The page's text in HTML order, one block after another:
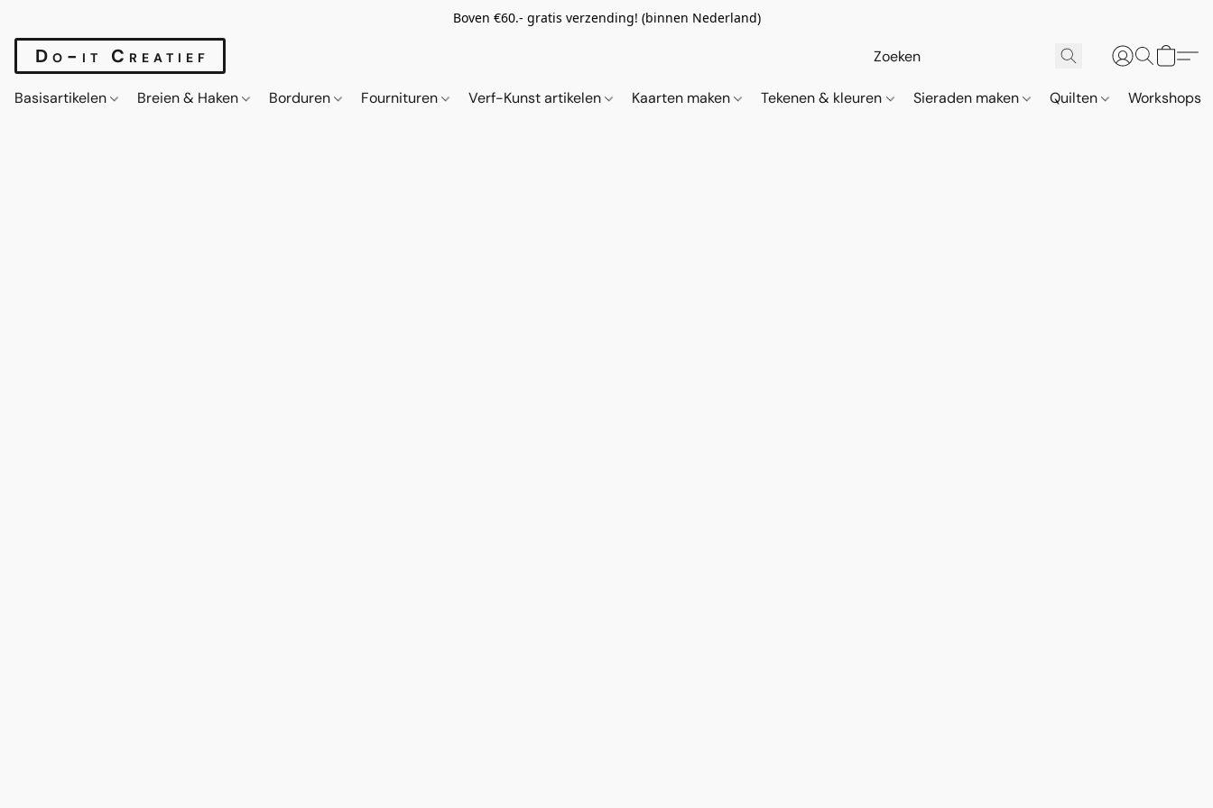
Boven €60.- gratis verzending! (binnen Nederland)
Do-it Creatief
Basisartikelen Breien & Haken Borduren Fournituren Verf-Kunst artikelen Kaarten maken Tekenen & kleuren Sieraden maken Quilten Workshops